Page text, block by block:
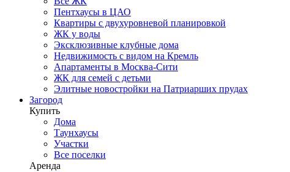
Пентхаусы в ЦАО
Квартиры с двухуровневой планировкой
ЖК у воды
Эксклюзивные клубные дома
Недвижимость с видом на Кремль
Апартаменты в Москва-Сити
ЖК для семей с детьми
Элитные новостройки на Патриарших прудах
Загород
Купить
Дома
Таунхаусы
Участки
Все поселки
Аренда